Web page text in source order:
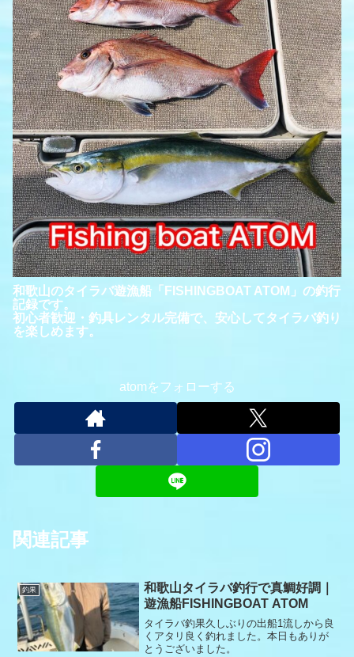
和歌山のタイラバ遊漁船「FISHINGBOAT ATOM」の釣行
記録です。
初心者歓迎・釣具レンタル完備で、安心してタイラバ釣り
を楽しめます。
atomをフォローする
関連記事
釣果
和歌山タイラバ釣行で真鯛好調｜
遊漁船FISHINGBOAT ATOM
タイラバ釣果久しぶりの出船1流しから良
くアタリ良く釣れました。本日もありが
とうございました。